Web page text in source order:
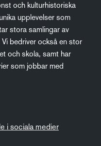
och kulturhistoriska
upplevelser som
stora samlingar av
bedriver också en stor
och skola, samt har
som jobbar med
i sociala medier